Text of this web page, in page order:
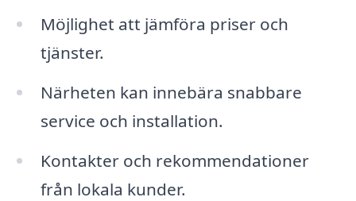
Möjlighet att jämföra priser och
tjänster.
Närheten kan innebära snabbare
service och installation.
Kontakter och rekommendationer
från lokala kunder.